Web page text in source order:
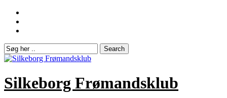
Skip
content
Silkeborg Frømandsklub